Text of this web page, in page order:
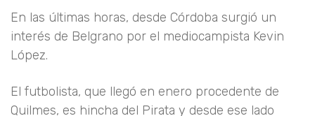
En las últimas horas, desde Córdoba surgió un
interés de Belgrano por el mediocampista Kevin
López.
El futbolista, que llegó en enero procedente de
Quilmes, es hincha del Pirata y desde ese lado